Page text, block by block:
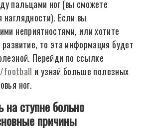
пальцами ног (вы сможете
Если вы
неприятностями, или хотите
развитие, то эта информация будет
Перейди по ссылке
football и узнай больше полезных
ног.
на ступне больно
причины